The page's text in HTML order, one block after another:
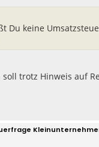
keine
trotz Hinweis auf